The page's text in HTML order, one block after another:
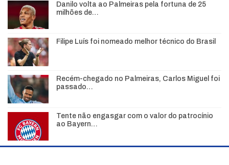
Danilo volta ao Palmeiras pela fortuna de 25
milhões de…
Filipe Luís foi nomeado melhor técnico do Brasil
Recém-chegado no Palmeiras, Carlos Miguel foi
passado…
Tente não engasgar com o valor do patrocínio
ao Bayern…